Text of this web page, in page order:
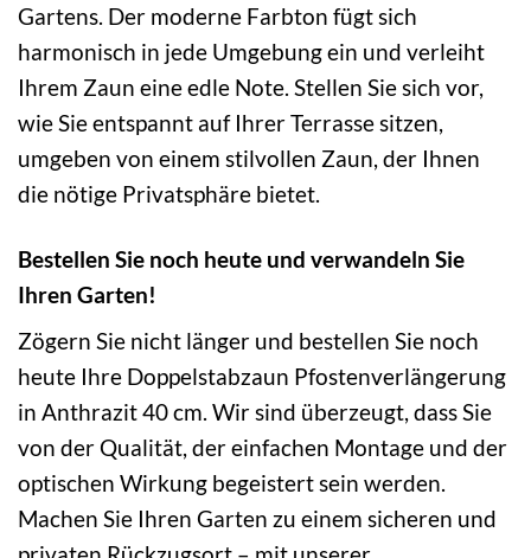
Gartens. Der moderne Farbton fügt sich
harmonisch in jede Umgebung ein und verleiht
Ihrem Zaun eine edle Note. Stellen Sie sich vor,
wie Sie entspannt auf Ihrer Terrasse sitzen,
umgeben von einem stilvollen Zaun, der Ihnen
die nötige Privatsphäre bietet.
Bestellen Sie noch heute und verwandeln Sie
Ihren Garten!
Zögern Sie nicht länger und bestellen Sie noch
heute Ihre Doppelstabzaun Pfostenverlängerung
in Anthrazit 40 cm. Wir sind überzeugt, dass Sie
von der Qualität, der einfachen Montage und der
optischen Wirkung begeistert sein werden.
Machen Sie Ihren Garten zu einem sicheren und